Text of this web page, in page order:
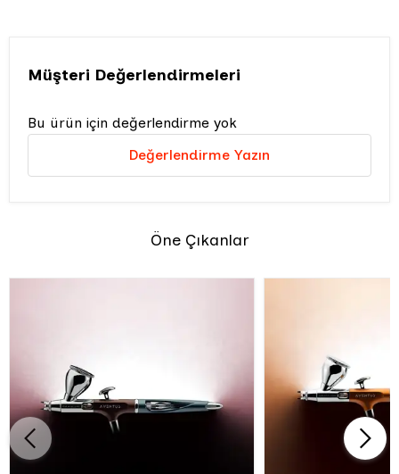
Müşteri Değerlendirmeleri
Bu ürün için değerlendirme yok
Değerlendirme Yazın
Öne Çıkanlar